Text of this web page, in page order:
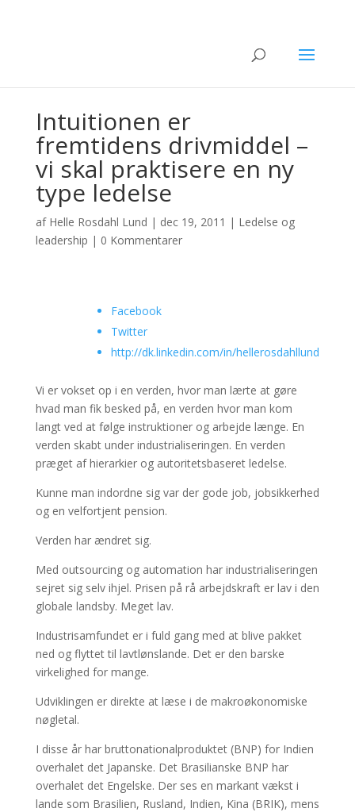
Intuitionen er
fremtidens drivmiddel –
vi skal praktisere en ny
type ledelse
af Helle Rosdahl Lund | dec 19, 2011 | Ledelse og
leadership | 0 Kommentarer
Facebook
Twitter
http://dk.linkedin.com/in/hellerosdahllund
Vi er vokset op i en verden, hvor man lærte at gøre
hvad man fik besked på, en verden hvor man kom
langt ved at følge instruktioner og arbejde længe. En
verden skabt under industrialiseringen. En verden
præget af hierarkier og autoritetsbaseret ledelse.
Kunne man indordne sig var der gode job, jobsikkerhed
og en velfortjent pension.
Verden har ændret sig.
Med outsourcing og automation har industrialiseringen
sejret sig selv ihjel. Prisen på rå arbejdskraft er lav i den
globale landsby. Meget lav.
Industrisamfundet er i fuld gang med at blive pakket
ned og flyttet til lavtlønslande. Det er den barske
virkelighed for mange.
Udviklingen er direkte at læse i de makroøkonomiske
nøgletal.
I disse år har bruttonationalproduktet (BNP) for Indien
overhalet det Japanske. Det Brasilianske BNP har
overhalet det Engelske. Der ses en markant vækst i
lande som Brasilien, Rusland, Indien, Kina (BRIK), mens